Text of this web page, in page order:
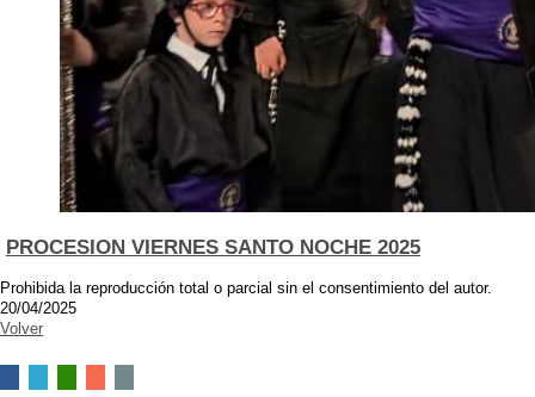
PROCESION VIERNES SANTO NOCHE 2025
Prohibida la reproducción total o parcial sin el consentimiento del autor.
20/04/2025
Volver